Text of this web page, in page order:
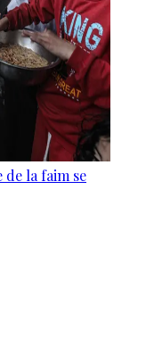
de la faim se